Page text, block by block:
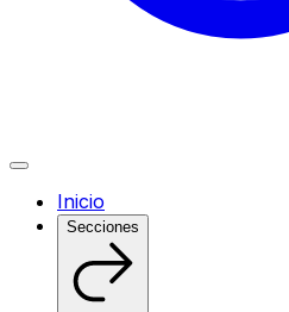
Inicio
Secciones